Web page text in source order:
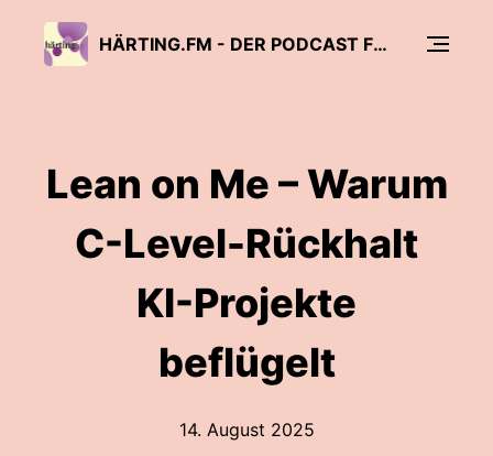
HÄRTING.FM - DER PODCAST FÜR RECHT, TECHNOLOGIE UND MEDIEN
Lean on Me – Warum
C-Level-Rückhalt
KI-Projekte
beflügelt
14. August 2025